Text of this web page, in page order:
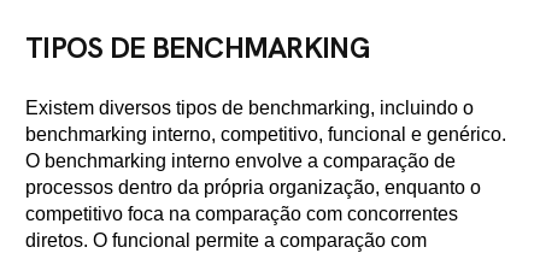
TIPOS DE BENCHMARKING
Existem diversos tipos de benchmarking, incluindo o
benchmarking interno, competitivo, funcional e genérico.
O benchmarking interno envolve a comparação de
processos dentro da própria organização, enquanto o
competitivo foca na comparação com concorrentes
diretos. O funcional permite a comparação com